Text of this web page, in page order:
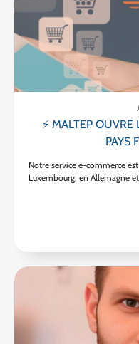
⚡ MALTEP
PAYS
Notre service e-commerce
Luxembourg, en Allemagne